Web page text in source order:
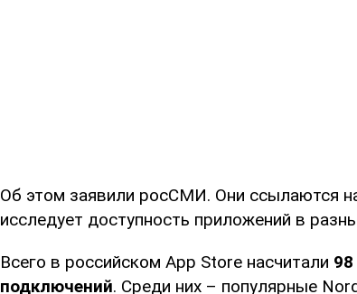
Об этом заявили росСМИ. Они ссылаются
исследует доступность приложений в
Всего в российском App Store насчитали 98
подключений. Среди них – популярные